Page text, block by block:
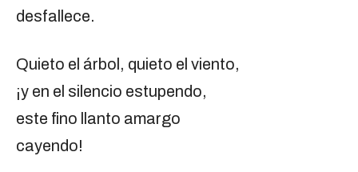
desfallece.
Quieto el árbol, quieto el viento,
¡y en el silencio estupendo,
este fino llanto amargo
cayendo!